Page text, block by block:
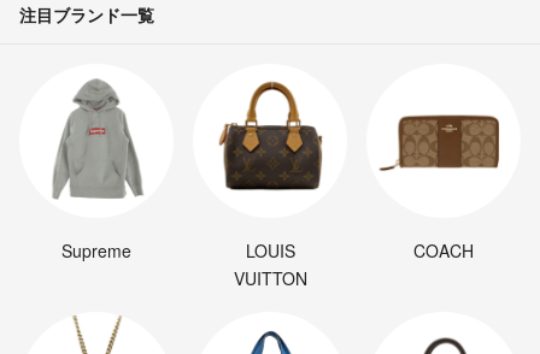
注目ブランド一覧
Supreme
LOUIS
VUITTON
COACH